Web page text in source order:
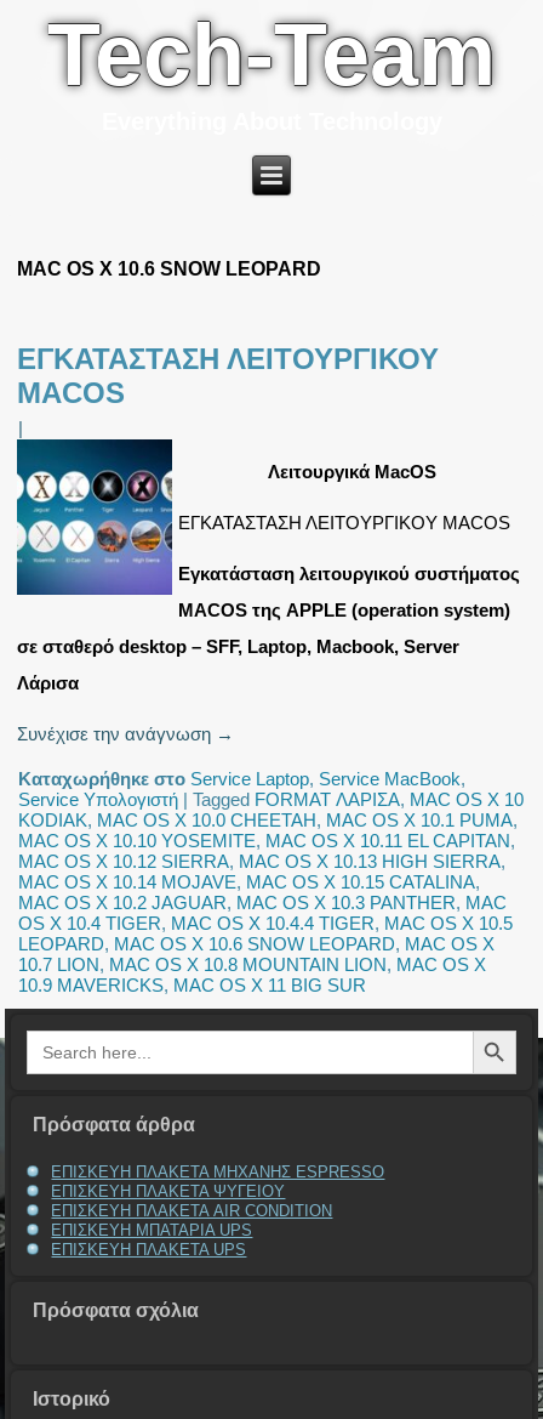
Tech-Team
MAC OS X 10.6 SNOW LEOPARD
ΕΓΚΑΤΑΣΤΑΣΗ ΛΕΙΤΟΥΡΓΙΚΟΥ
MACOS
|
Λειτουργικά MacOS
ΕΓΚΑΤΑΣΤΑΣΗ ΛΕΙΤΟΥΡΓΙΚΟΥ MACOS
Εγκατάσταση λειτουργικού συστήματος
MACOS της APPLE (operation system)
σε σταθερό desktop – SFF, Laptop, Macbook, Server
Λάρισα
Συνέχισε την ανάγνωση →
Καταχωρήθηκε στο Service Laptop, Service MacBook,
Service Υπολογιστή |Tagged FORMAT ΛΑΡΙΣΑ, MAC OS X 10
KODIAK, MAC OS X 10.0 CHEETAH, MAC OS X 10.1 PUMA,
MAC OS X 10.10 YOSEMITE, MAC OS X 10.11 EL CAPITAN,
MAC OS X 10.12 SIERRA, MAC OS X 10.13 HIGH SIERRA,
MAC OS X 10.14 MOJAVE, MAC OS X 10.15 CATALINA,
MAC OS X 10.2 JAGUAR, MAC OS X 10.3 PANTHER, MAC
OS X 10.4 TIGER, MAC OS X 10.4.4 TIGER, MAC OS X 10.5
LEOPARD, MAC OS X 10.6 SNOW LEOPARD, MAC OS X
10.7 LION, MAC OS X 10.8 MOUNTAIN LION, MAC OS X
10.9 MAVERICKS, MAC OS X 11 BIG SUR
Search
for:
Search Button
Πρόσφατα άρθρα
ΕΠΙΣΚΕΥΗ ΠΛΑΚΕΤΑ ΜΗΧΑΝΗΣ ESPRESSO
ΕΠΙΣΚΕΥΗ ΠΛΑΚΕΤΑ ΨΥΓΕΙΟΥ
ΕΠΙΣΚΕΥΗ ΠΛΑΚΕΤΑ AIR CONDITION
ΕΠΙΣΚΕΥΗ ΜΠΑΤΑΡΙΑ UPS
ΕΠΙΣΚΕΥΗ ΠΛΑΚΕΤΑ UPS
Πρόσφατα σχόλια
Ιστορικό